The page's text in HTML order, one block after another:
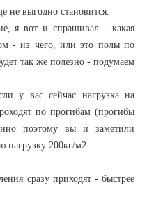
не выгодно становится.
я вот и спрашивал - какая
- из чего, или это полы по
так же полезно - подумаем
у вас сейчас нагрузка на
по прогибам (прогибы
поэтому вы и заметили
нагрузку 200кг/м2.
сразу приходят - быстрее